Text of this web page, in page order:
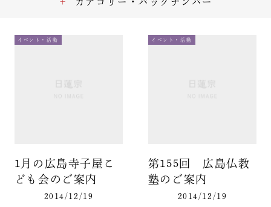
イベント・活動
1月の広島寺子屋こ
ども会のご案内
2014/12/19
イベント・活動
第155回 広島仏教
塾のご案内
2014/12/19
カテゴリー・バックナンバー